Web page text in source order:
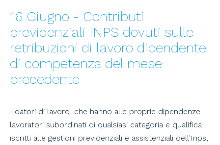
16 Giugno - Contributi
previdenziali INPS dovuti sulle
retribuzioni di lavoro dipendente
di competenza del mese
precedente
I datori di lavoro, che hanno alle proprie dipendenze
lavoratori subordinati di qualsiasi categoria e qualifica
iscritti alle gestioni previdenziali e assistenziali dell'Inps,